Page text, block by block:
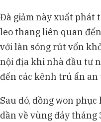
Đà giảm này xuất phát
leo thang liên quan
với làn sóng rút vốn
nội địa khi nhà đầu tư
đến các kênh trú ẩn an
Sau đó, đồng won
dần về vùng đáy tháng